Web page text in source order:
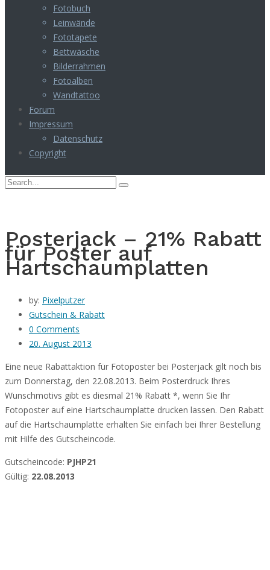
Fotobuch
Leinwände
Fototapete
Bettwäsche
Bilderrahmen
Fotoalben
Wandtattoo
Forum
Impressum
Datenschutz
Copyright
Posterjack – 21% Rabatt
für Poster auf
Hartschaumplatten
by: Pixelputzer
Gutschein & Rabatt
0 Comments
20. August 2013
Eine neue Rabattaktion für Fotoposter bei Posterjack gilt noch bis
zum Donnerstag, den 22.08.2013. Beim Posterdruck Ihres
Wunschmotivs gibt es diesmal 21% Rabatt *, wenn Sie Ihr
Fotoposter auf eine Hartschaumplatte drucken lassen. Den Rabatt
auf die Hartschaumplatte erhalten Sie einfach bei Ihrer Bestellung
mit Hilfe des Gutscheincode.
Gutscheincode: PJHP21
Gültig: 22.08.2013